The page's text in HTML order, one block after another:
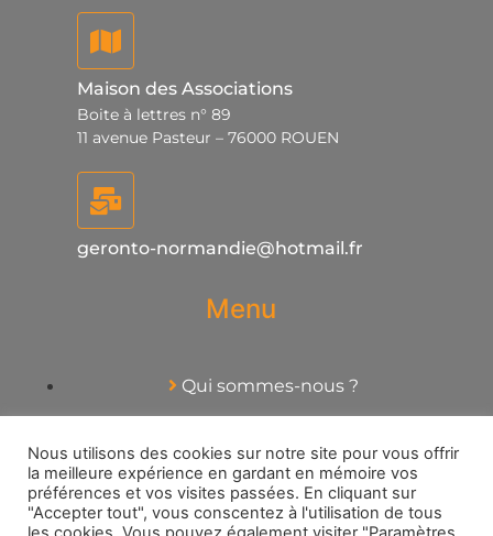
Maison des Associations
Boite à lettres n° 89
11 avenue Pasteur – 76000 ROUEN
geronto-normandie@hotmail.fr
Menu
Qui sommes-nous ?
Thématiques
Liens Utiles
Nous utilisons des cookies sur notre site pour vous offrir
la meilleure expérience en gardant en mémoire vos
préférences et vos visites passées. En cliquant sur
"Accepter tout", vous conscentez à l'utilisation de tous